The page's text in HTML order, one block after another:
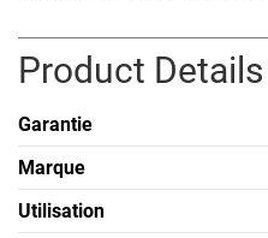
Product Details
Garantie
Marque
Utilisation